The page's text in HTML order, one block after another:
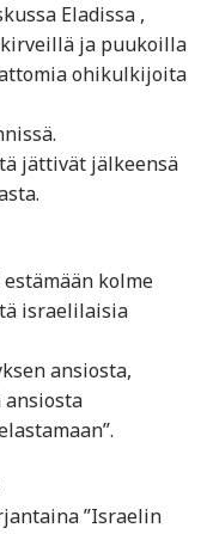
Eladissa ,
ja puukoilla
ohikulkijoita
jättivät jälkeensä
kolme
israelilaisia
ansiosta,
”Israelin